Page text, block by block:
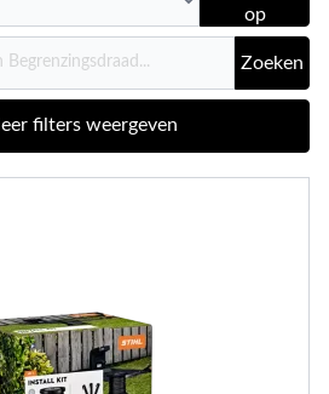
op
Zoeken
filters weergeven